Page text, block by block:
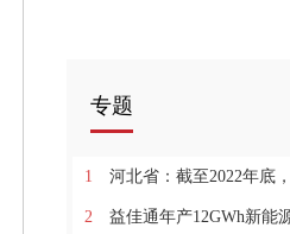
专题
1 河北省：截至2022年底，各类生物质发
2 益佳通年产12GWh新能源动力锂